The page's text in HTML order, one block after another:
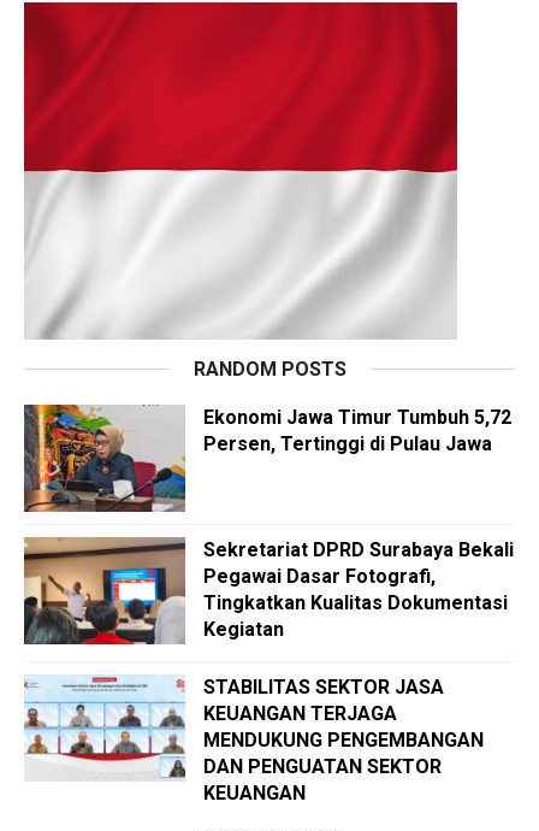
RANDOM POSTS
Ekonomi Jawa Timur Tumbuh 5,72
Persen, Tertinggi di Pulau Jawa
Sekretariat DPRD Surabaya Bekali
Pegawai Dasar Fotografi,
Tingkatkan Kualitas Dokumentasi
Kegiatan
STABILITAS SEKTOR JASA
KEUANGAN TERJAGA
MENDUKUNG PENGEMBANGAN
DAN PENGUATAN SEKTOR
KEUANGAN